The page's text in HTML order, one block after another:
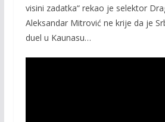
visini zadatka“ rekao je selektor
Aleksandar Mitrović ne krije da je
duel u Kaunasu…